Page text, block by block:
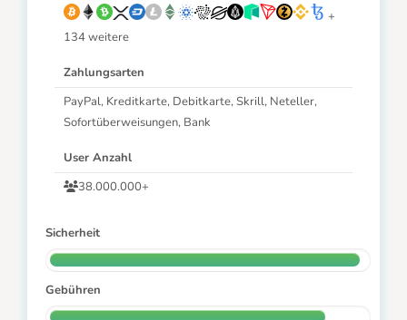
+
134 weitere
Zahlungsarten
PayPal, Kreditkarte, Debitkarte, Skrill, Neteller,
Sofortüberweisungen, Bank
User Anzahl
38.000.000+
Sicherheit
Gebühren